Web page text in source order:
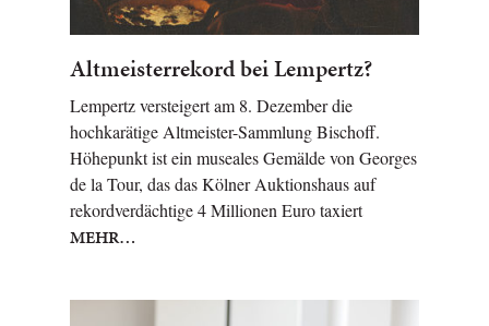
Altmeisterrekord bei Lempertz?
Lempertz versteigert am 8. Dezember die
hochkarätige Altmeister-Sammlung Bischoff.
Höhepunkt ist ein museales Gemälde von Georges
de la Tour, das das Kölner Auktionshaus auf
rekordverdächtige 4 Millionen Euro taxiert
MEHR…